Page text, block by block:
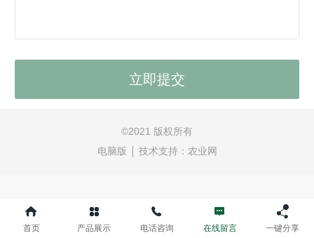
©2021 版权所有
电脑版
技术支持： 农业网
首页 产品展示 电话咨询 在线留言 一键分享